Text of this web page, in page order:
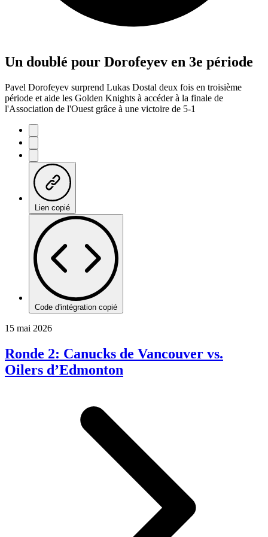
Un doublé pour Dorofeyev en 3e période
Pavel Dorofeyev surprend Lukas Dostal deux fois en troisième
période et aide les Golden Knights à accéder à la finale de
l'Association de l'Ouest grâce à une victoire de 5-1
Lien copié
Code d'intégration copié
15 mai 2026
Ronde 2: Canucks de Vancouver vs.
Oilers d’Edmonton